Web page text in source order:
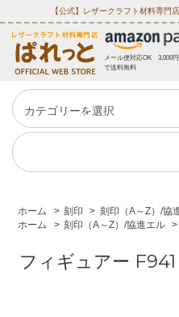
【公式】レザークラフト材料専門
メール便対応OK 3,000
で送料無料
ホーム > 刻印 > 刻印（A～Z）/協
ホーム
> 刻印（A～Z）/協進エル >
フィギュアー F941